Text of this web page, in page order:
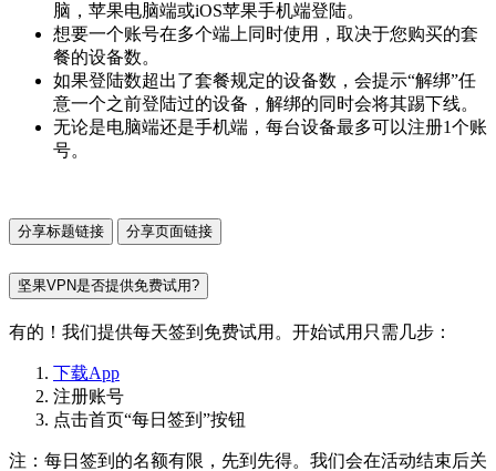
脑，苹果电脑端或iOS苹果手机端登陆。
想要一个账号在多个端上同时使用，取决于您购买的套
餐的设备数。
如果登陆数超出了套餐规定的设备数，会提示“解绑”任
意一个之前登陆过的设备，解绑的同时会将其踢下线。
无论是电脑端还是手机端，每台设备最多可以注册1个账
号。
分享标题链接 分享页面链接
坚果VPN是否提供免费试用?
有的！我们提供每天签到免费试用。开始试用只需几步：
下载App
注册账号
点击首页“每日签到”按钮
注：每日签到的名额有限，先到先得。我们会在活动结束后关